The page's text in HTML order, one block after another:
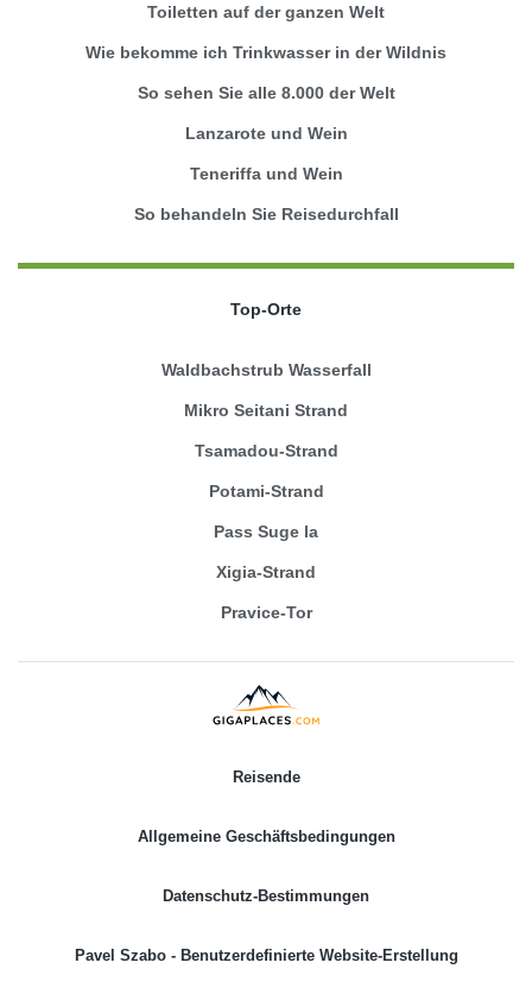
Toiletten auf der ganzen Welt
Wie bekomme ich Trinkwasser in der Wildnis
So sehen Sie alle 8.000 der Welt
Lanzarote und Wein
Teneriffa und Wein
So behandeln Sie Reisedurchfall
Top-Orte
Waldbachstrub Wasserfall
Mikro Seitani Strand
Tsamadou-Strand
Potami-Strand
Pass Suge la
Xigia-Strand
Pravice-Tor
Reisende
Allgemeine Geschäftsbedingungen
Datenschutz-Bestimmungen
Pavel Szabo - Benutzerdefinierte Website-Erstellung